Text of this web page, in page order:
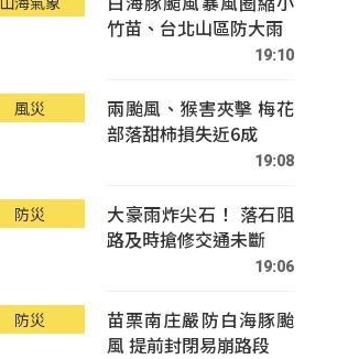
竹苗、台北山區防大雨
19:10
風災
兩颱風、猴害夾擊 梅花
部落甜柿損失近6成
19:08
防災
大豪雨炸尖石！ 落石阻
路及時搶修交通未斷
19:06
防災
苗栗南庄嚴防白海豚颱
風 提前封閉易崩路段